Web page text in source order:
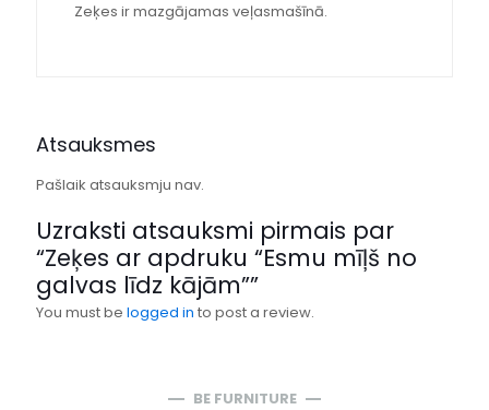
Zeķes ir mazgājamas veļasmašīnā.
Atsauksmes
Pašlaik atsauksmju nav.
Uzraksti atsauksmi pirmais par
“Zeķes ar apdruku “Esmu mīļš no
galvas līdz kājām””
You must be logged in to post a review.
BE FURNITURE